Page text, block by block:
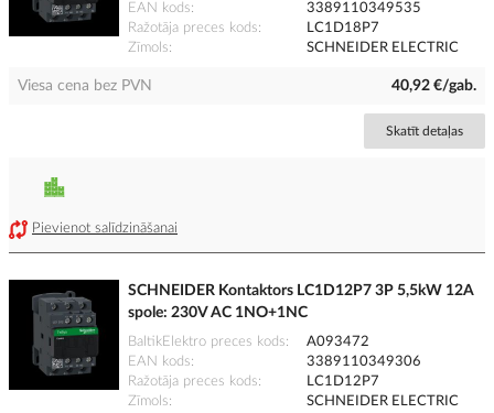
EAN kods
3389110349535
Ražotāja preces kods
LC1D18P7
Zīmols
SCHNEIDER ELECTRIC
Viesa cena bez PVN 40,92 €/gab.
Skatīt detaļas
Pievienot salīdzināšanai
SCHNEIDER Kontaktors LC1D12P7 3P 5,5kW 12A
spole: 230V AC 1NO+1NC
BaltikElektro preces kods
A093472
EAN kods
3389110349306
Ražotāja preces kods
LC1D12P7
Zīmols
SCHNEIDER ELECTRIC